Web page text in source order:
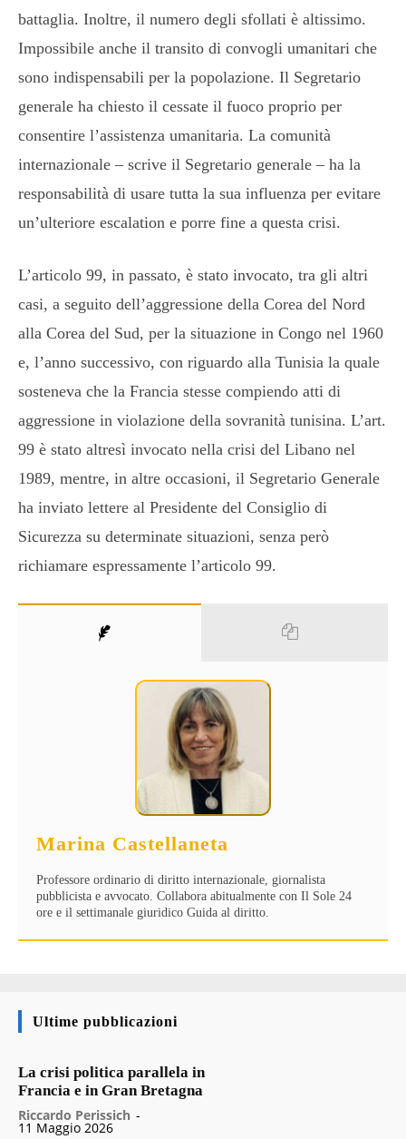
battaglia. Inoltre, il numero degli sfollati è altissimo.
Impossibile anche il transito di convogli umanitari che
sono indispensabili per la popolazione. Il Segretario
generale ha chiesto il cessate il fuoco proprio per
consentire l’assistenza umanitaria. La comunità
internazionale – scrive il Segretario generale – ha la
responsabilità di usare tutta la sua influenza per evitare
un’ulteriore escalation e porre fine a questa crisi.
L’articolo 99, in passato, è stato invocato, tra gli altri
casi, a seguito dell’aggressione della Corea del Nord
alla Corea del Sud, per la situazione in Congo nel 1960
e, l’anno successivo, con riguardo alla Tunisia la quale
sosteneva che la Francia stesse compiendo atti di
aggressione in violazione della sovranità tunisina. L’art.
99 è stato altresì invocato nella crisi del Libano nel
1989, mentre, in altre occasioni, il Segretario Generale
ha inviato lettere al Presidente del Consiglio di
Sicurezza su determinate situazioni, senza però
richiamare espressamente l’articolo 99.
Marina Castellaneta
Professore ordinario di diritto internazionale, giornalista
pubblicista e avvocato. Collabora abitualmente con Il Sole 24
ore e il settimanale giuridico Guida al diritto.
Ultime pubblicazioni
La crisi politica parallela in
Francia e in Gran Bretagna
Riccardo Perissich -
11 Maggio 2026